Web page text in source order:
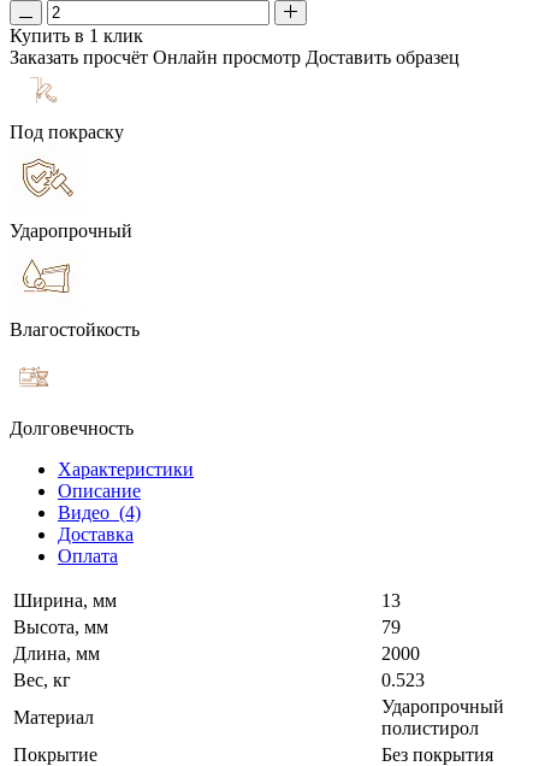
Купить в 1 клик
Заказать просчёт Онлайн просмотр Доставить образец
Под покраску
Ударопрочный
Влагостойкость
Долговечность
Характеристики
Описание
Видео (4)
Доставка
Оплата
Ширина, мм
13
Высота, мм
79
Длина, мм
2000
Вес, кг
0.523
Материал
Ударопрочный
полистирол
Покрытие
Без покрытия